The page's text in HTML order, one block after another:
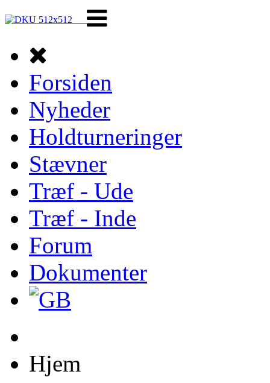
Forsiden
Nyheder
Holdturneringer
Stævner
Træf - Ude
Træf - Inde
Forum
Dokumenter
Hjem